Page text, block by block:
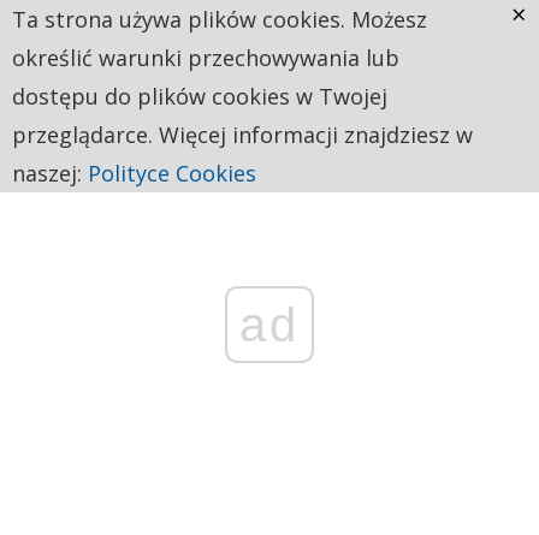
ad
Ta strona używa plików cookies. Możesz
określić warunki przechowywania lub
dostępu do plików cookies w Twojej
przeglądarce. Więcej informacji znajdziesz w
naszej: Polityce Cookies
×